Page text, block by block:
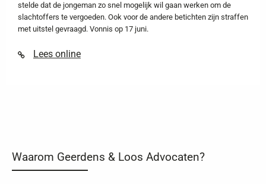
stelde dat de jongeman zo snel mogelijk wil gaan werken om de
slachtoffers te vergoeden. Ook voor de andere betichten zijn straffen
met uitstel gevraagd. Vonnis op 17 juni.
Lees online
Waarom Geerdens & Loos Advocaten?